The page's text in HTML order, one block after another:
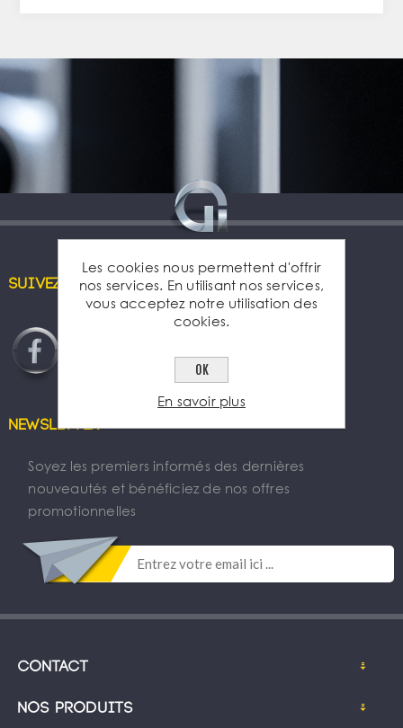
Suivez-nous
Newsletter
Soyez les premiers informés des dernières
nouveautés et bénéficiez de nos offres
promotionnelles
Contact
Nos produits
Les cookies nous permettent d'offrir
nos services. En utilisant nos services,
vous acceptez notre utilisation des
cookies.
OK
En savoir plus